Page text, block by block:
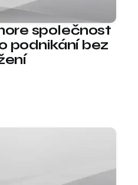
společnost
podnikání bez